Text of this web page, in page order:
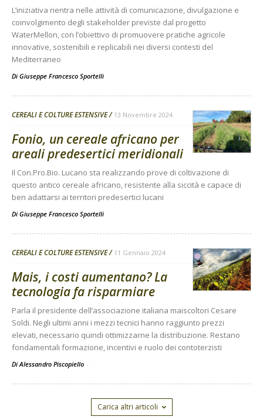
L’iniziativa rientra nelle attività di comunicazione, divulgazione e
coinvolgimento degli stakeholder previste dal progetto
WaterMellon, con l’obiettivo di promuovere pratiche agricole
innovative, sostenibili e replicabili nei diversi contesti del
Mediterraneo
Di Giuseppe Francesco Sportelli
CEREALI E COLTURE ESTENSIVE 13 Novembre 2024
Fonio, un cereale africano per
areali predesertici meridionali
Il Con.Pro.Bio. Lucano sta realizzando prove di coltivazione di
questo antico cereale africano, resistente alla siccità e capace di
ben adattarsi ai territori predesertici lucani
Di Giuseppe Francesco Sportelli
CEREALI E COLTURE ESTENSIVE 11 Gennaio 2024
Mais, i costi aumentano? La
tecnologia fa risparmiare
Parla il presidente dell’associazione italiana maiscoltori Cesare
Soldi. Negli ultimi anni i mezzi tecnici hanno raggiunto prezzi
elevati, necessario quindi ottimizzarne la distribuzione. Restano
fondamentali formazione, incentivi e ruolo dei contoterzisti
Di Alessandro Piscopiello -
Carica altri articoli